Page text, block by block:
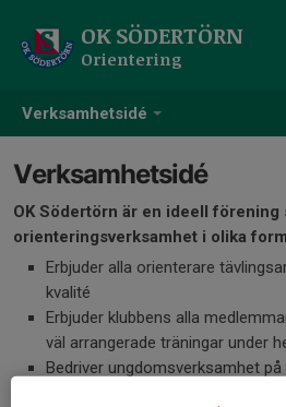
Verksamhetsidé
OK SÖDERTÖRN
Orientering
Verksamhetsidé
OK Södertörn är en ideell förening
orienteringsverksamhet i olika
Erbjuder alla orienterare
kvalité
Erbjuder klubbens alla
väl arrangerade träningar under
Bedriver ungdomsverksamhet